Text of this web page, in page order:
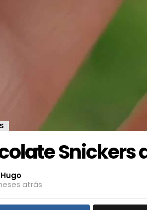
Snickers
Hugo
atrás